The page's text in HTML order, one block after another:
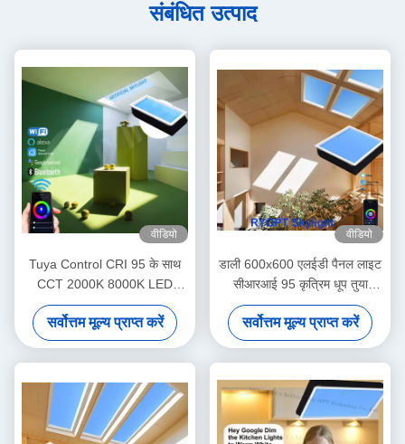
संबंधित उत्पाद
वीडियो
Tuya Control CRI 95 के साथ
CCT 2000K 8000K LED
सीलिंग पैनल लाइट
सर्वोत्तम मूल्य प्राप्त करें
वीडियो
डाली 600x600 एलईडी पैनल लाइट
सीआरआई 95 कृत्रिम धूप तुया
नियंत्रण
सर्वोत्तम मूल्य प्राप्त करें